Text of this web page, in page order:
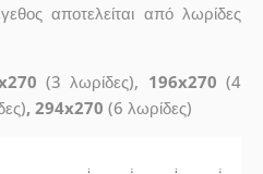
αποτελείται από λωρίδες
(3 λωρίδες), 196x270 (4
, 294x270 (6 λωρίδες)